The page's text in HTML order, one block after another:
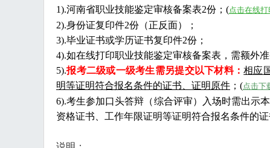
1).河南省职业技能鉴定审核备案表2份；(点击在线
2).身份证复印件2份（正反面）；
3).毕业证书或学历证书复印件2份；
4).如在线打印职业技能鉴定审核备案表，需额外
5).报考二级或一级考生需另提交以下材料：相应
明等证明符合报名条件的证书、证明原件 ； (点击下
6).考生参加口头答辩（综合评审）入场时需出示
资格证书、工作年限证明等证明符合报名条件的